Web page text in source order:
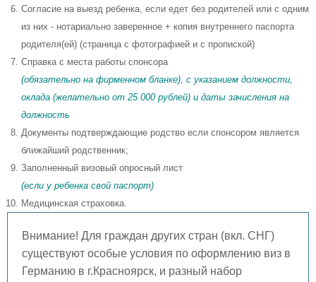
Согласие на выезд ребенка, если едет без родителей или с одним
из них - нотариально заверенное + копия внутреннего паспорта
родителя(ей) (страница с фотографией и с пропиской)
Справка с места работы спонсора
(обязательно на фирменном бланке), с указанием должности,
оклада (желательно от 25 000 рублей) и даты зачисления на
должность
Документы подтверждающие родство если спонсором является
ближайший родственник;
Заполненный визовый опросный лист
(если у ребенка свой паспорт)
Медицинская страховка.
Внимание! Для граждан других стран (вкл. СНГ)
существуют особые условия по оформлению виз в
Германию в г.Красноярск, и разный набор